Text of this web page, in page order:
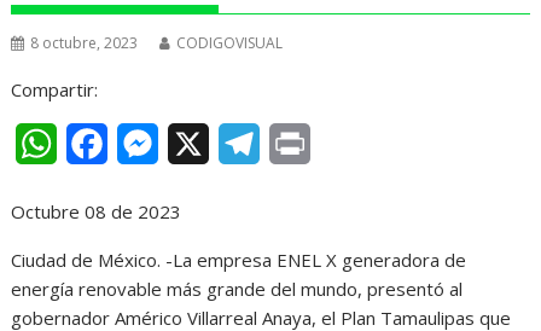
8 octubre, 2023 CODIGOVISUAL
Compartir:
W
a
t
s
c
e
b
M
s
s
e
e
g
n
Octubre 08 de 2023
Ciudad de México. -La empresa ENEL X generadora de
energía renovable más grande del mundo, presentó al
gobernador Américo Villarreal Anaya, el Plan Tamaulipas que